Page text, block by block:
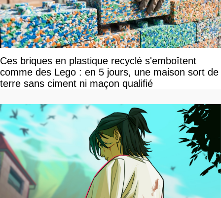
Ces briques en plastique recyclé s'emboîtent
comme des Lego : en 5 jours, une maison sort de
terre sans ciment ni maçon qualifié